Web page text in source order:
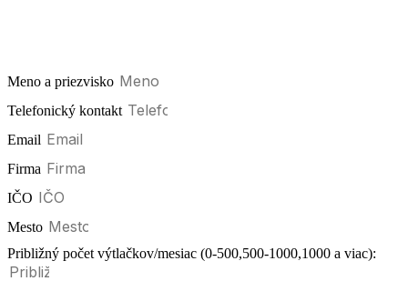
Meno a priezvisko
Telefonický kontakt
Email
Firma
IČO
Mesto
Približný počet výtlačkov/mesiac (0-500,500-1000,1000 a viac):